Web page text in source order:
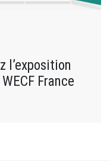
l’exposition
France